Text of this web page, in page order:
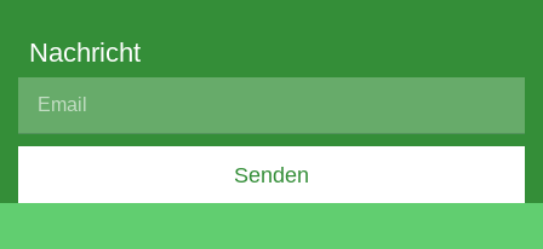
Nachricht
Senden